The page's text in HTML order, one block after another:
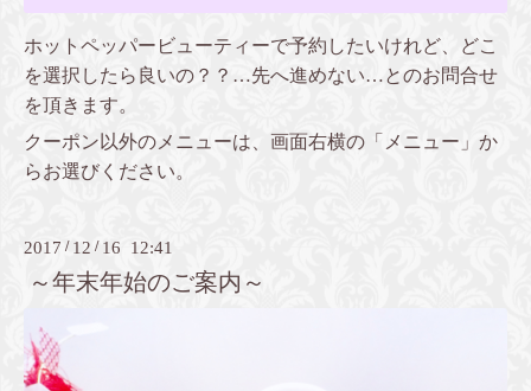
ホットペッパービューティーで予約したいけれど、どこ
を選択したら良いの？？…先へ進めない…とのお問合せ
を頂きます。
クーポン以外のメニューは、画面右横の「メニュー」か
らお選びください。
2017 / 12 / 16 12:41
～年末年始のご案内～